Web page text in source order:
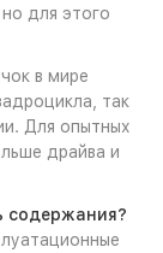
для этого
в мире
так
Для опытных
драйва и
содержания?